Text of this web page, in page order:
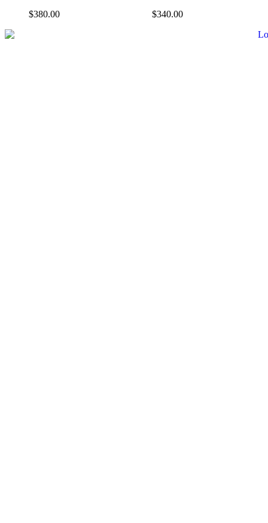
$380.00 $340.00